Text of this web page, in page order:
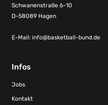
Schwanenstraße 6-10
D-58089 Hagen
E-Mail: info@basketball-bund.de
Infos
Jobs
Kontakt